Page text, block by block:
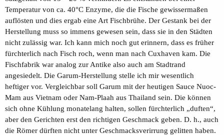
Temperatur von ca. 40°C Enzyme, die die Fische gewissermaßen
auflösten und dies ergab eine Art Fischbrühe. Der Gestank bei der
Herstellung muss so immens gewesen sein, dass sie in den Städten
nicht zulässig war. Ich kann mich noch gut erinnern, dass es früher
fürchterlich nach Fisch roch, wenn man nach Cuxhaven kam. Die
Fischfabrik war analog zur Antike also auch am Stadtrand
angesiedelt. Die Garum-Herstellung stelle ich mir wesentlich
heftiger vor. Vergleichbar soll Garum mit der heutigen Sauce Nuoc-
Mam aus Vietnam oder Nam-Plaah aus Thailand sein. Die können
sich ohne Kühlung monatelang halten, sollen fürchterlich „duften“,
aber den Gerichten erst den richtigen Geschmack geben. D. h., auch
die Römer dürften nicht unter Geschmacksverirrung gelitten haben.